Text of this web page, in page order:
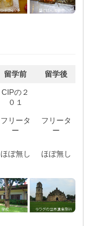
留学前 留学後
CIPの２
０１
フリータ
ー
フリータ
ー
ほぼ無し ほぼ無し